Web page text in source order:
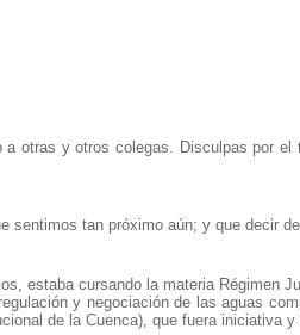
otras y otros colegas. Disculpas por
sentimos tan próximo aún; y que decir
estaba cursando la materia
y negociación de las aguas
de la Cuenca), que fuera iniciativa